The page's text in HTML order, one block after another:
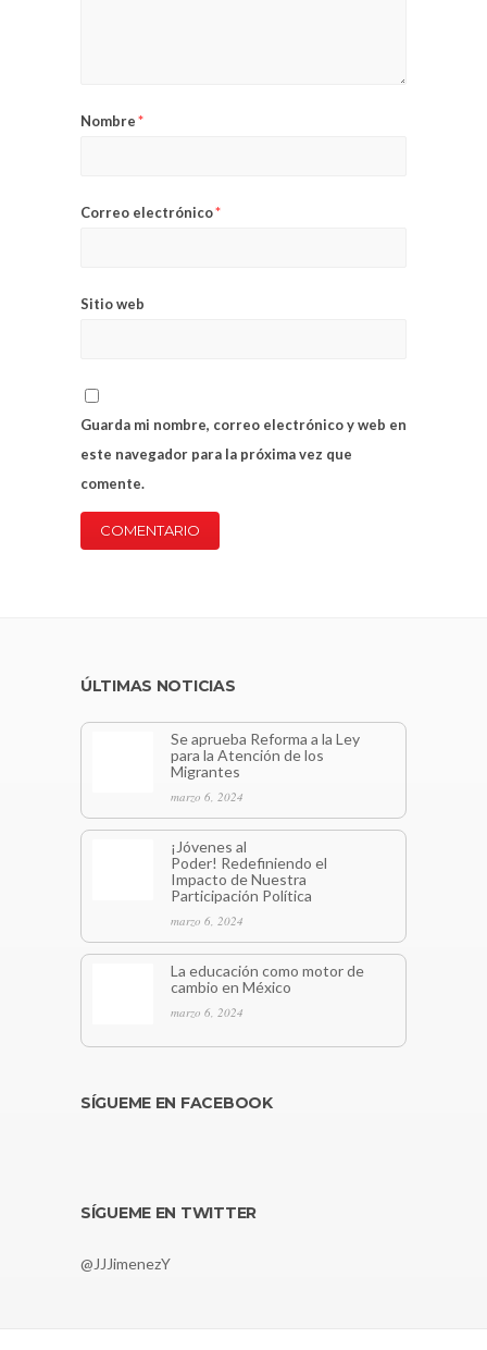
Nombre*
Correo electrónico*
Sitio web
Guarda mi nombre, correo electrónico y web en
este navegador para la próxima vez que
comente.
ÚLTIMAS NOTICIAS
Se aprueba Reforma a la Ley
para la Atención de los
Migrantes
marzo 6, 2024
¡Jóvenes al
Poder! Redefiniendo el
Impacto de Nuestra
Participación Política
marzo 6, 2024
La educación como motor de
cambio en México
marzo 6, 2024
SÍGUEME EN FACEBOOK
SÍGUEME EN TWITTER
@JJJimenezY